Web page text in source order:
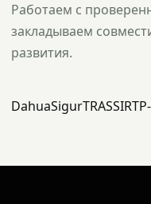
Работаем с
закладываем
развития.
DahuaSigurTRASSIR